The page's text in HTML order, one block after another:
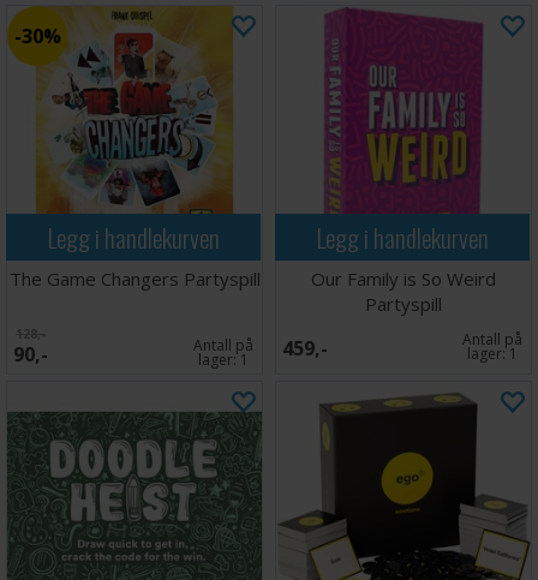
Legg i handlekurven
30%
The Game Changers Partyspill
128,-
90,- Antall på
lager:1
Legg i handlekurven
Our Family is So Weird
Partyspill
459,- Antall på
lager:1